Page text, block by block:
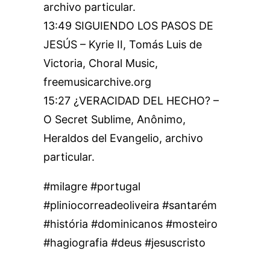
archivo particular.
13:49 SIGUIENDO LOS PASOS DE
JESÚS – Kyrie II, Tomás Luis de
Victoria, Choral Music,
freemusicarchive.org
15:27 ¿VERACIDAD DEL HECHO? –
O Secret Sublime, Anônimo,
Heraldos del Evangelio, archivo
particular.
#milagre #portugal
#pliniocorreadeoliveira #santarém
#história #dominicanos #mosteiro
#hagiografia #deus #jesuscristo